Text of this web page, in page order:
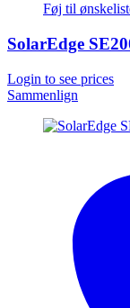
Føj til
SolarEdge
Login to see prices
Sammenlign